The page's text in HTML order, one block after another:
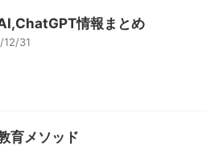
情報まとめ
31
育メソッド